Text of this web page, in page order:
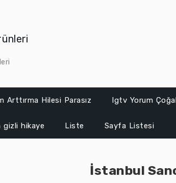
Arttırma Hilesi Parasız Igtv Yorum
gizli hikaye Liste Sayfa Listesi
İstanbul